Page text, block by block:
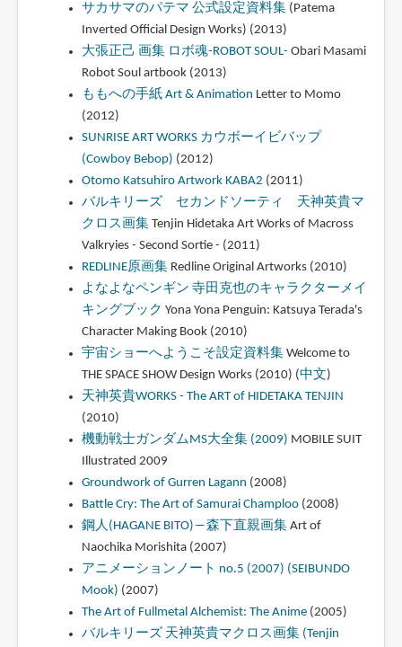
サカサマのパテマ 公式設定資料集(Patema
Inverted Official Design Works) (2013)
大張正己 画集 ロボ魂-ROBOT SOUL- Obari Masami
Robot Soul artbook (2013)
ももへの手紙 Art & Animation Letter to Momo
(2012)
SUNRISE ART WORKS カウボーイビバップ
(Cowboy Bebop) (2012)
Otomo Katsuhiro Artwork KABA2 (2011)
バルキリーズ セカンドソーティ 天神英貴マ
クロス画集Tenjin Hidetaka Art Works of Macross
Valkryies - Second Sortie - (2011)
REDLINE原画集Redline Original Artworks (2010)
よなよなペンギン 寺田克也のキャラクターメイ
キングブック Yona Yona Penguin: Katsuya Terada's
Character Making Book (2010)
宇宙ショーへようこそ設定資料集Welcome to
THE SPACE SHOW Design Works (2010) (中文)
天神英貴WORKS - The ART of HIDETAKA TENJIN
(2010)
機動戦士ガンダムMS大全集 (2009) MOBILE SUIT
Illustrated 2009
Groundwork of Gurren Lagann (2008)
Battle Cry: The Art of Samurai Champloo(2008)
鋼人(HAGANE BITO)―森下直親画集Art of
Naochika Morishita (2007)
アニメーションノート no.5 (2007) (SEIBUNDO
Mook) (2007)
The Art of Fullmetal Alchemist: The Anime(2005)
バルキリーズ 天神英貴マクロス画集 (Tenjin